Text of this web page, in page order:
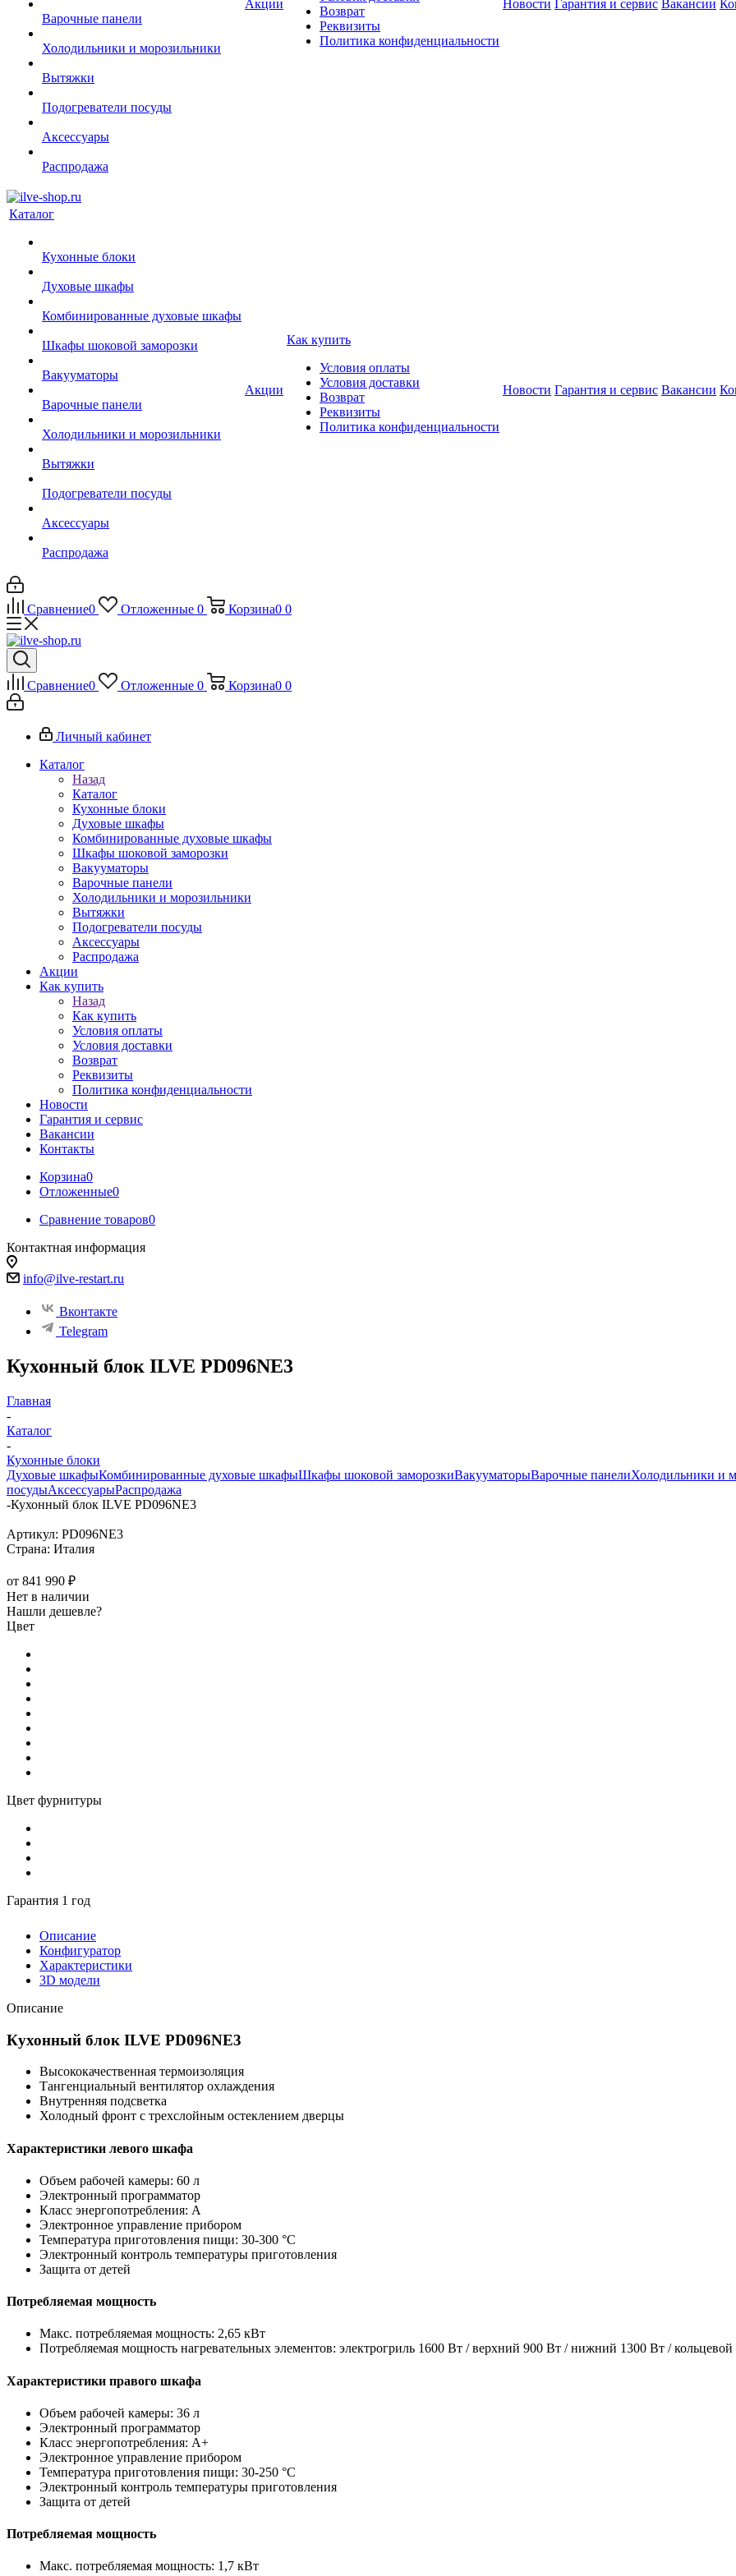
Варочные панели
Холодильники и морозильники
Вытяжки
Подогреватели посуды
Аксессуары
Распродажа
Акции
Возврат
Реквизиты
Политика конфиденциальности
Новости Гарантия и сервис Вакансии
Каталог
Кухонные блоки
Духовые шкафы
Комбинированные духовые шкафы
Шкафы шоковой заморозки
Вакууматоры
Варочные панели
Холодильники и морозильники
Вытяжки
Подогреватели посуды
Аксессуары
Распродажа
Акции
Как купить
Условия оплаты
Условия доставки
Возврат
Реквизиты
Политика конфиденциальности
Новости Гарантия и сервис Вакансии
Сравнение0 Отложенные 0 Корзина0 0
Сравнение0 Отложенные 0 Корзина0 0
Личный кабинет
Каталог
Назад
Каталог
Кухонные блоки
Духовые шкафы
Комбинированные духовые шкафы
Шкафы шоковой заморозки
Вакууматоры
Варочные панели
Холодильники и морозильники
Вытяжки
Подогреватели посуды
Аксессуары
Распродажа
Акции
Как купить
Назад
Как купить
Условия оплаты
Условия доставки
Возврат
Реквизиты
Политика конфиденциальности
Новости
Гарантия и сервис
Вакансии
Контакты
Корзина0
Отложенные0
Сравнение товаров0
Контактная информация
info@ilve-restart.ru
Вконтакте
Telegram
Кухонный блок ILVE PD096NE3
Главная
-
Каталог
-
Кухонные блоки
Духовые шкафыКомбинированные духовые шкафыШкафы шоковой заморозкиВакууматорыВарочные панелиХолодильники и
посудыАксессуарыРаспродажа
-Кухонный блок ILVE PD096NE3
Артикул: PD096NE3
Страна: Италия
от 841 990 ₽
Нет в наличии
Нашли дешевле?
Цвет
Цвет фурнитуры
Гарантия 1 год
Описание
Конфигуратор
Характеристики
3D модели
Описание
Кухонный блок ILVE PD096NE3
Высококачественная термоизоляция
Тангенциальный вентилятор охлаждения
Внутренняя подсветка
Холодный фронт с трехслойным остеклением дверцы
Характеристики левого шкафа
Объем рабочей камеры: 60 л
Электронный программатор
Класс энергопотребления: A
Электронное управление прибором
Температура приготовления пищи: 30-300 °C
Электронный контроль температуры приготовления
Защита от детей
Потребляемая мощность
Макс. потребляемая мощность: 2,65 кВт
Потребляемая мощность нагревательных элементов: электрогриль 1600 Вт / верхний 900 Вт / нижний 1300 Вт /
Характеристики правого шкафа
Объем рабочей камеры: 36 л
Электронный программатор
Класс энергопотребления: A+
Электронное управление прибором
Температура приготовления пищи: 30-250 °C
Электронный контроль температуры приготовления
Защита от детей
Потребляемая мощность
Макс. потребляемая мощность: 1,7 кВт